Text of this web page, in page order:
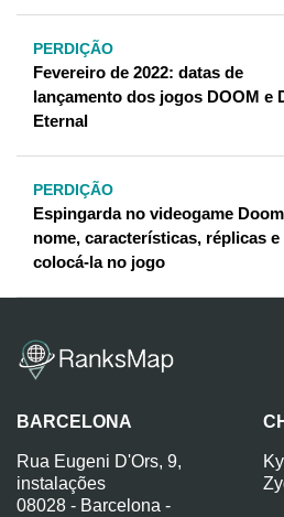
PERDIÇÃO
Fevereiro de 2022: datas de
lançamento dos jogos DOOM e
Eternal
PERDIÇÃO
Espingarda no videogame
nome, características, réplicas e
colocá-la no jogo
BARCELONA
Rua Eugeni D'Ors, 9,
instalações
08028 - Barcelona -